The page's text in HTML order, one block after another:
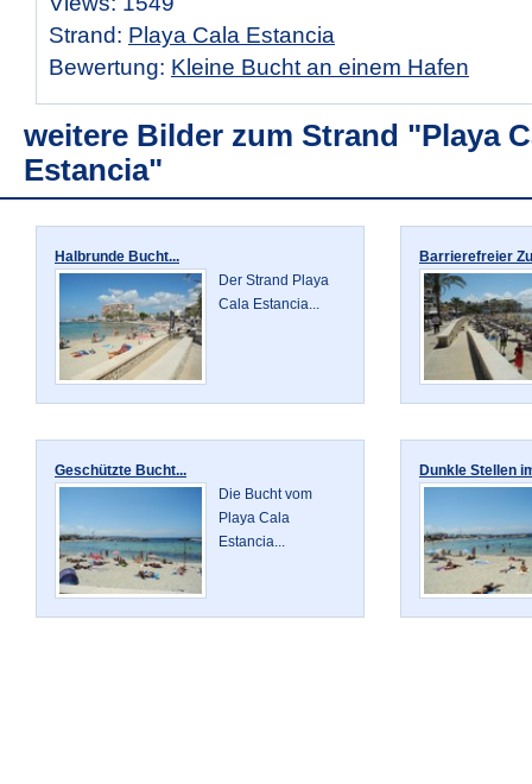
Strand: Playa Cala Estancia
Bewertung: Kleine Bucht an einem Hafen
weitere Bilder zum Strand "Playa
Estancia"
Halbrunde Bucht...
Der Strand Playa
Cala Estancia...
Barrierefreier
Geschützte Bucht...
Die Bucht vom
Playa Cala
Estancia...
Dunkle Stellen